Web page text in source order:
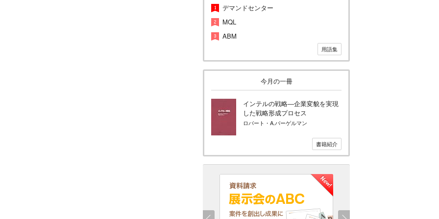
デマンドセンター
MQL
ABM
用語集
今月の一冊
インテルの戦略―企業変貌を実現
した戦略形成プロセス
ロバート・A.バーゲルマン
書籍紹介